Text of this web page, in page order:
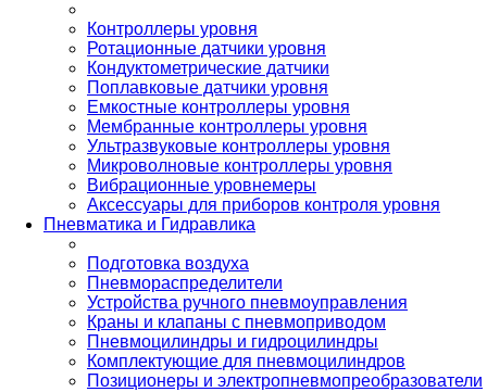
Контроллеры уровня
Ротационные датчики уровня
Кондуктометрические датчики
Поплавковые датчики уровня
Емкостные контроллеры уровня
Мембранные контроллеры уровня
Ультразвуковые контроллеры уровня
Микроволновые контроллеры уровня
Вибрационные уровнемеры
Аксессуары для приборов контроля уровня
Пневматика и Гидравлика
Подготовка воздуха
Пневмораспределители
Устройства ручного пневмоуправления
Краны и клапаны с пневмоприводом
Пневмоцилиндры и гидроцилиндры
Комплектующие для пневмоцилиндров
Позиционеры и электропневмопреобразователи